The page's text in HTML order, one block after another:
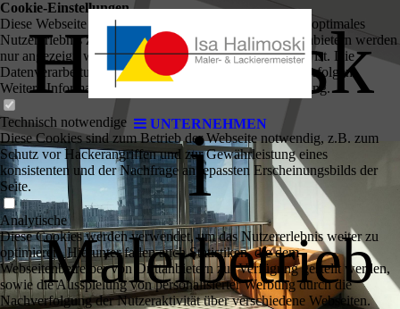
UNTERNEHMEN
Halimosk
i
Malerbetrieb
Cookie-Einstellungen
Diese Webseite verwendet Cookies, um Besuchern ein optimales
Nutzererlebnis zu bieten. Bestimmte Inhalte von Drittanbietern werden
nur angezeigt, wenn die entsprechende Option aktiviert ist. Die
Datenverarbeitung kann dann auch in einem Drittland erfolgen.
Weitere Informationen hierzu in der Datenschutzerklärung.
Technisch notwendige
Diese Cookies sind zum Betrieb der Webseite notwendig, z.B. zum
Schutz vor Hackerangriffen und zur Gewährleistung eines
konsistenten und der Nachfrage angepassten Erscheinungsbilds der
Seite.
Analytische
Diese Cookies werden verwendet, um das Nutzererlebnis weiter zu
optimieren. Hierunter fallen auch Statistiken, die dem
Webseitenbetreiber von Drittanbietern zur Verfügung gestellt werden,
sowie die Ausspielung von personalisierter Werbung durch die
Nachverfolgung der Nutzeraktivität über verschiedene Webseiten.